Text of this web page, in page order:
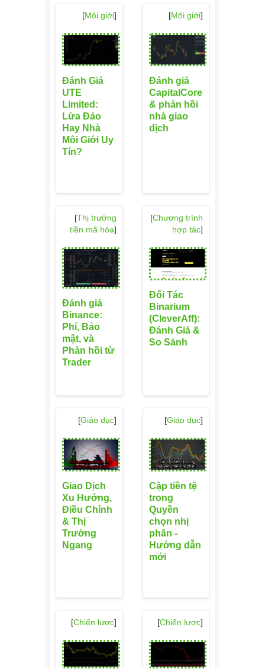
[Môi giới]
Đánh Giá
UTE
Limited:
Lừa Đảo
Hay Nhà
Môi Giới Uy
Tín?
[Môi giới]
Đánh giá
CapitalCore
& phản hồi
nhà giao
dịch
[Thị trường
tiền mã hóa]
Đánh giá
Binance:
Phí, Bảo
mật, và
Phản hồi từ
Trader
[Chương trình
hợp tác]
Đối Tác
Binarium
(CleverAff):
Đánh Giá &
So Sánh
[Giáo dục]
Giao Dịch
Xu Hướng,
Điều Chỉnh
& Thị
Trường
Ngang
[Giáo dục]
Cặp tiền tệ
trong
Quyền
chọn nhị
phân -
Hướng dẫn
mới
[Chiến lược] [Chiến lược]